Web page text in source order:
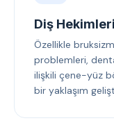
Diş Hekimleri
Özellikle
problemleri,
ilişkili çene-yüz
bir yaklaşım